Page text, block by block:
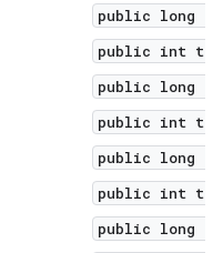
public long
public int
public long
public int
public long
public int
public long